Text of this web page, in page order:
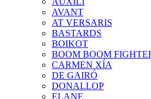
AVANT
AT VERSARIS
BASTARDS
BOIKOT
BOOM BOOM
CARMEN XÍA
DE GAIRÓ
DONALLOP
ELANE